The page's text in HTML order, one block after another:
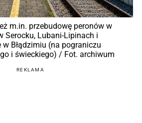
m.in. przebudowę peronów w
Serocku, Lubani-Lipinach i
Błądzimiu (na pograniczu
i świeckiego) / Fot. archiwum
REKLAMA